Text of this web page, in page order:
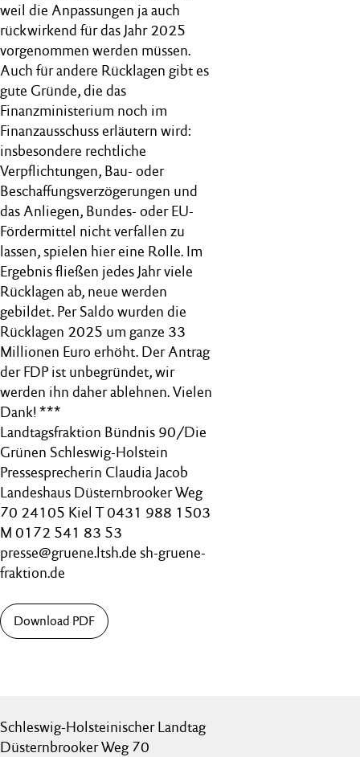
weil die Anpassungen ja auch
rückwirkend für das Jahr 2025
vorgenommen werden müssen.
Auch für andere Rücklagen gibt es
gute Gründe, die das
Finanzministerium noch im
Finanzausschuss erläutern wird:
insbesondere rechtliche
Verpflichtungen, Bau- oder
Beschaffungsverzögerungen und
das Anliegen, Bundes- oder EU-
Fördermittel nicht verfallen zu
lassen, spielen hier eine Rolle. Im
Ergebnis fließen jedes Jahr viele
Rücklagen ab, neue werden
gebildet. Per Saldo wurden die
Rücklagen 2025 um ganze 33
Millionen Euro erhöht. Der Antrag
der FDP ist unbegründet, wir
werden ihn daher ablehnen. Vielen
Dank! ***
Landtagsfraktion Bündnis 90/Die
Grünen Schleswig-Holstein
Pressesprecherin Claudia Jacob
Landeshaus Düsternbrooker Weg
70 24105 Kiel T 0431 988 1503
M 0172 541 83 53
presse@gruene.ltsh.de sh-gruene-
fraktion.de
Download PDF
Schleswig-Holsteinischer Landtag
Düsternbrooker Weg 70